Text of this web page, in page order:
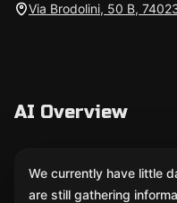
Via Brodolini, 50 B,
AI Overview
We currently have little
are still gathering